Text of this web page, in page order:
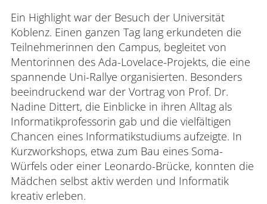
Ein Highlight war der Besuch der Universität
Koblenz. Einen ganzen Tag lang erkundeten die
Teilnehmerinnen den Campus, begleitet von
Mentorinnen des Ada-Lovelace-Projekts, die eine
spannende Uni-Rallye organisierten. Besonders
beeindruckend war der Vortrag von Prof. Dr.
Nadine Dittert, die Einblicke in ihren Alltag als
Informatikprofessorin gab und die vielfältigen
Chancen eines Informatikstudiums aufzeigte. In
Kurzworkshops, etwa zum Bau eines Soma-
Würfels oder einer Leonardo-Brücke, konnten die
Mädchen selbst aktiv werden und Informatik
kreativ erleben.